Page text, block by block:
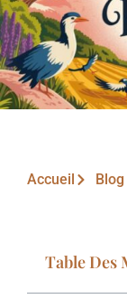
Accueil Blog
Table Des